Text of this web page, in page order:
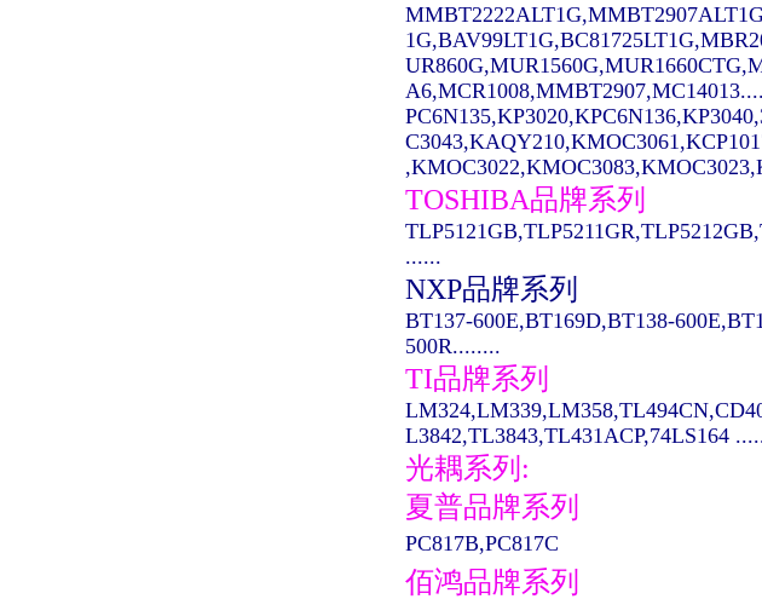
TOSHIBA品牌系列
......
NXP品牌系列
BT137-600E,BT169D,BT138-
500R........
TI品牌系列
L3842,TL3843,TL431ACP,74LS164
光耦系列:
夏普品牌系列
PC817B,PC817C
佰鸿品牌系列